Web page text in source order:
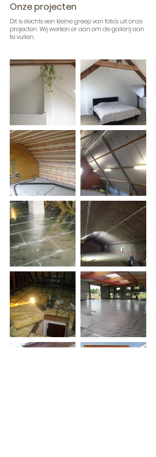
Onze projecten
Dit is slechts een kleine greep van foto's uit onze
projecten. Wij werken er aan om de gallerij aan
te vullen.